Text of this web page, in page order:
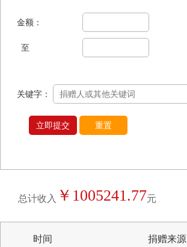
金额：
至
关键字：
立即提交 重置
总计收入 ￥1005241.77元
时间 捐赠来源